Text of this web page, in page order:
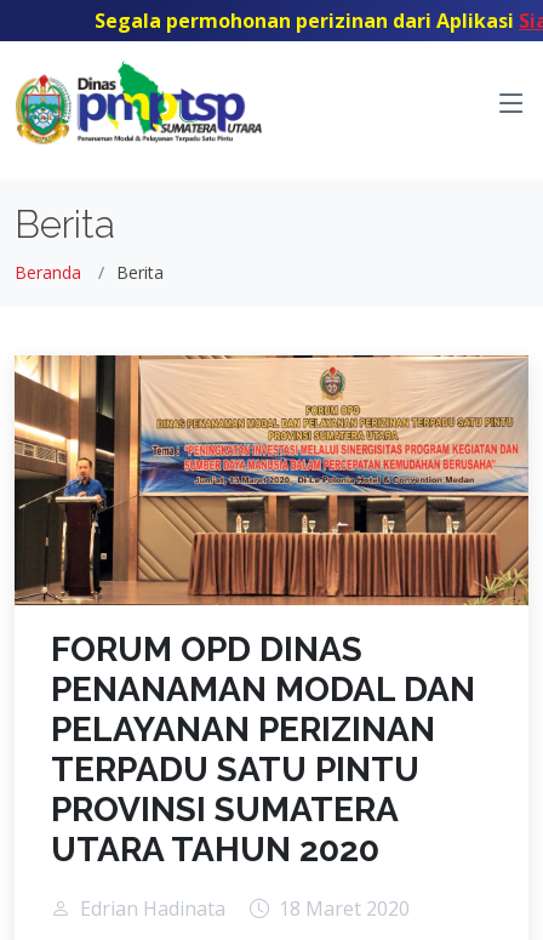
Segala permohonan perizinan dari Aplikasi
Berita
Beranda Berita
FORUM OPD DINAS
PENANAMAN MODAL DAN
PELAYANAN PERIZINAN
TERPADU SATU PINTU
PROVINSI SUMATERA
UTARA TAHUN 2020
Edrian Hadinata
18 Maret 2020